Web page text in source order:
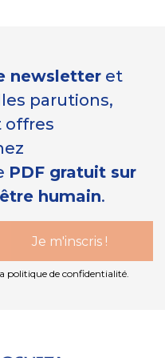
newsletter et
parutions,
offres
PDF gratuit sur
humain.
politique de confidentialité.